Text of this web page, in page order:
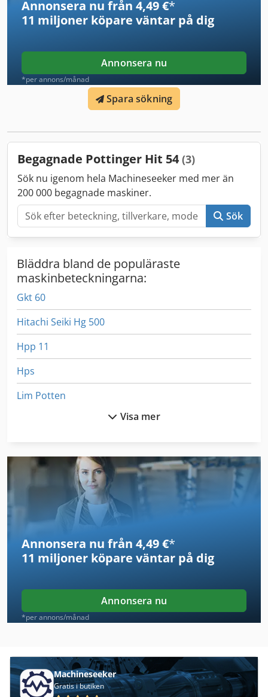
Annonsera nu från 4,49 €*
11 miljoner köpare väntar på dig
Annonsera nu
*per annons/månad
Spara sökning
Begagnade Pottinger Hit 54 (3)
Sök nu igenom hela Machineseeker med mer än
200 000 begagnade maskiner.
Sök
Bläddra bland de populäraste
maskinbeteckningarna:
Gkt 60
Hitachi Seiki Hg 500
Hpp 11
Hps
Lim Potten
Potten
Pottinger Cat 190
Pottinger Cat 230
Pottinger Lion 3002
Pottinger Lion 301
Pottinger Lion 302
Pottinger Novacat 265 H
Pottinger Novacat 302
Visa mer
Annonsera nu från 4,49 €*
11 miljoner köpare väntar på dig
Annonsera nu
*per annons/månad
Machineseeker
Gratis i butiken